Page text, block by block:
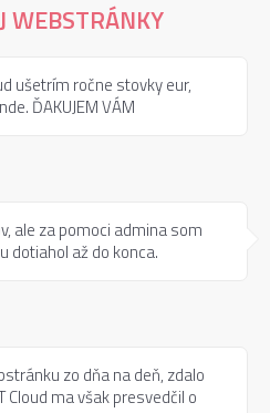
WEBSTRÁNKY
ušetrím ročne stovky eur,
ĎAKUJEM VÁM
ale za pomoci admina som
dotiahol až do konca.
zo dňa na deň, zdalo
Cloud ma však presvedčil o